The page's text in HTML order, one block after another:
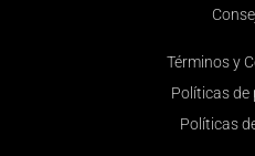
Términos y
Políticas de
Políticas